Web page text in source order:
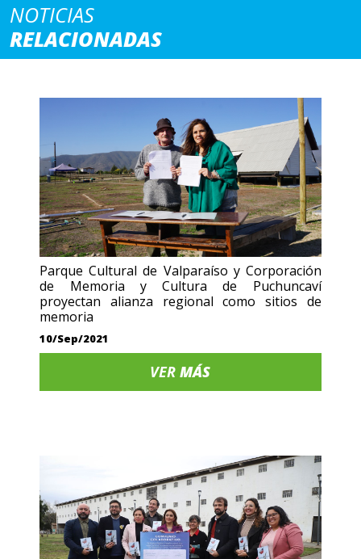
NOTICIAS
RELACIONADAS
Parque Cultural de Valparaíso y Corporación
de Memoria y Cultura de Puchuncaví
proyectan alianza regional como sitios de
memoria
10/Sep/2021
VERMÁS